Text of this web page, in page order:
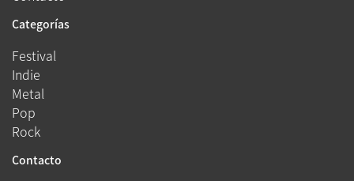
Categorías
Festival
Indie
Metal
Pop
Rock
Contacto